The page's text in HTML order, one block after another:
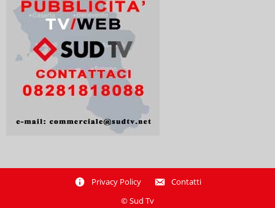
Privacy Policy
Contatti
© Sud Tv